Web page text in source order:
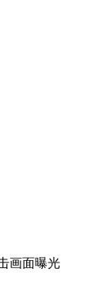
画面曝光